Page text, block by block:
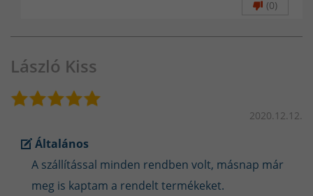
(0)
László Kiss
2020.12.12.
Általános
A szállítással minden rendben volt, másnap már
meg is kaptam a rendelt termékeket.